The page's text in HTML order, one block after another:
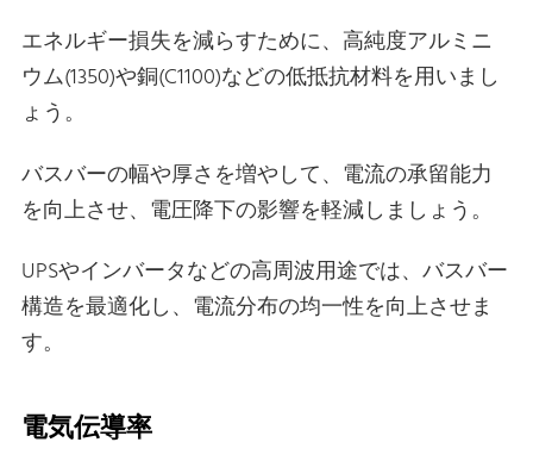
エネルギー損失を減らすために、高純度アルミニ
ウム(1350)や銅(C1100)などの低抵抗材料を用いまし
ょう。
バスバーの幅や厚さを増やして、電流の承留能力
を向上させ、電圧降下の影響を軽減しましょう。
UPSやインバータなどの高周波用途では、バスバー
構造を最適化し、電流分布の均一性を向上させま
す。
電気伝導率